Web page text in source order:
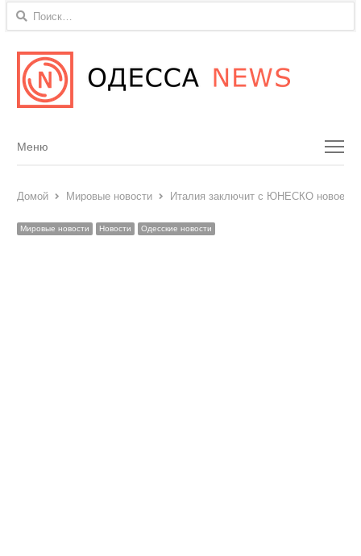
Найти:
Menu
Меню
Домой Мировые новости Италия заключит с ЮНЕСКО новое
Мировые новости Новости Одесские новости